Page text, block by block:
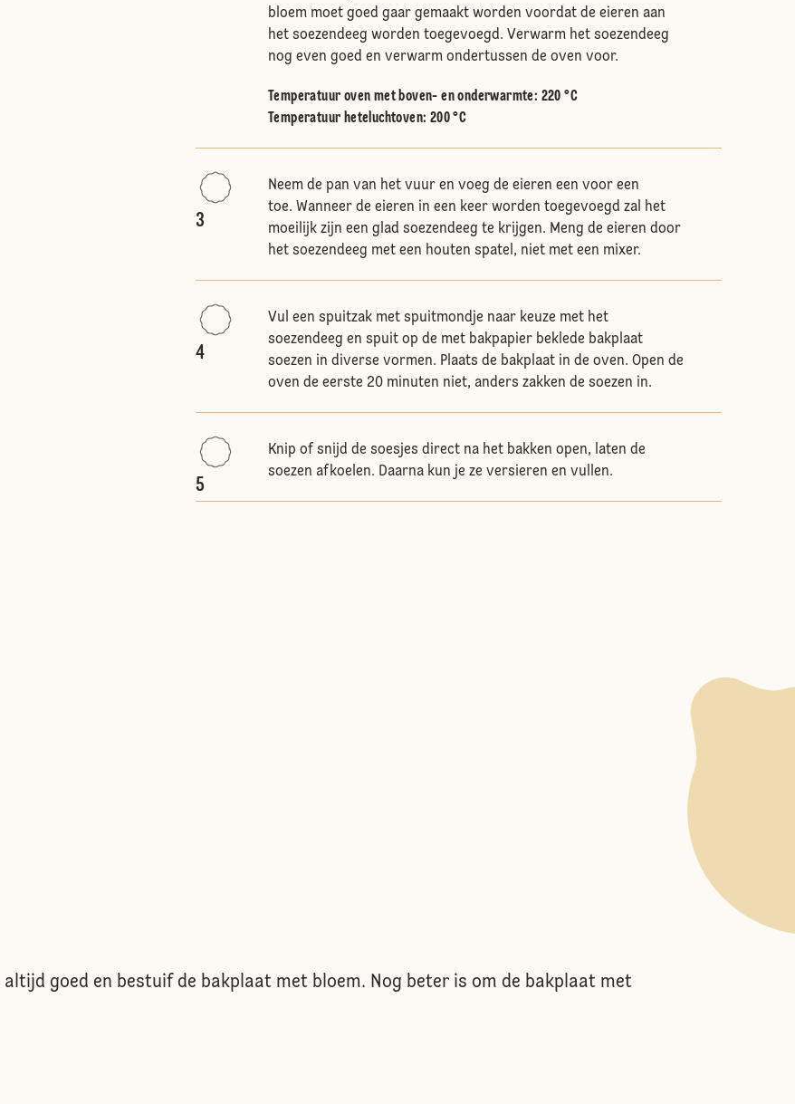
bloem moet goed gaar gemaakt worden voordat de eieren aan
het soezendeeg worden toegevoegd. Verwarm het soezendeeg
nog even goed en verwarm ondertussen de oven voor.
Temperatuur oven met boven- en onderwarmte: 220 °C
Temperatuur heteluchtoven: 200 °C
3
Neem de pan van het vuur en voeg de eieren een voor een
toe. Wanneer de eieren in een keer worden toegevoegd zal het
moeilijk zijn een glad soezendeeg te krijgen. Meng de eieren door
het soezendeeg met een houten spatel, niet met een mixer.
4
Vul een spuitzak met spuitmondje naar keuze met het
soezendeeg en spuit op de met bakpapier beklede bakplaat
soezen in diverse vormen. Plaats de bakplaat in de oven. Open de
oven de eerste 20 minuten niet, anders zakken de soezen in.
5
Knip of snijd de soesjes direct na het bakken open, laten de
soezen afkoelen. Daarna kun je ze versieren en vullen.
goed en bestuif de bakplaat met bloem. Nog beter is om de bakplaat met